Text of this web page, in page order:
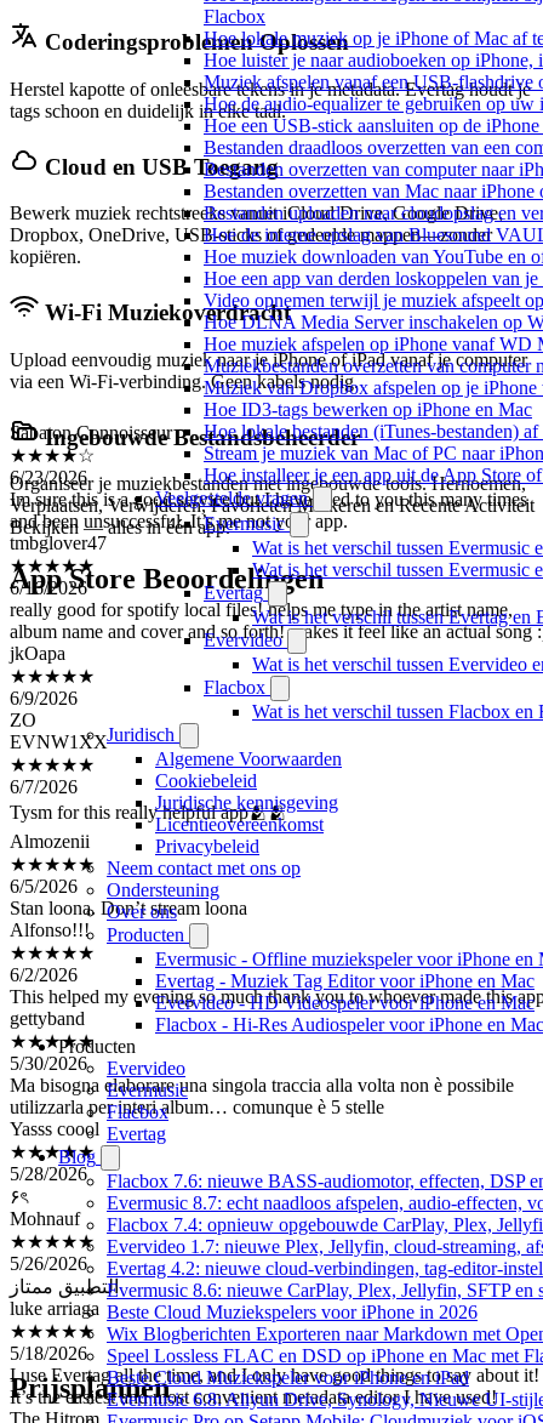
Flacbox
Hoe lokale muziek op je iPhone of Mac af
Hoe luister je naar audioboeken op iPhone,
Muziek afspelen vanaf een USB-
Hoe de audio-equalizer te gebruiken op
Hoe een USB-stick aansluiten op de
Bestanden draadloos overzetten van een
Bestanden overzetten van computer naar
Bestanden overzetten van Mac naar
Bestanden uploaden naar cloudopslag en
Hoe de interne opslag van Bluesound
Hoe muziek downloaden van YouTube en
Hoe een app van derden loskoppelen van
Video opnemen terwijl je muziek afspeelt
Hoe DLNA Media Server inschakelen op
Hoe muziek afspelen op iPhone vanaf WD
Muziekbestanden overzetten van
Muziek van Dropbox afspelen op je
Hoe ID3-tags bewerken op iPhone en Mac
Hoe lokale bestanden (iTunes-bestanden)
Stream je muziek van Mac of PC naar
Hoe installeer je een app uit de App Store
Veelgestelde vragen
Evermusic
Wat is het verschil tussen Evermusic
Wat is het verschil tussen Evermusic
Evertag
Wat is het verschil tussen Evertag en
Evervideo
Wat is het verschil tussen Evervideo
Flacbox
Wat is het verschil tussen Flacbox en
Juridisch
Algemene Voorwaarden
Cookiebeleid
Juridische kennisgeving
Licentieovereenkomst
Privacybeleid
Neem contact met ons op
Ondersteuning
Over ons
Producten
Evermusic - Offline muziekspeler voor iPhone en
Evertag - Muziek Tag Editor voor iPhone en Mac
Evervideo - HD Videospeler voor iPhone en Mac
Flacbox - Hi-Res Audiospeler voor iPhone en Mac
Producten
Evervideo
Evermusic
Flacbox
Evertag
Blog
Flacbox 7.6: nieuwe BASS-audiomotor, effecten, DSP
Evermusic 8.7: echt naadloos afspelen, audio-effecten,
Flacbox 7.4: opnieuw opgebouwde CarPlay, Plex,
Evervideo 1.7: nieuwe Plex, Jellyfin, cloud-streaming,
Evertag 4.2: nieuwe cloud-verbindingen, tag-editor-
Evermusic 8.6: nieuwe CarPlay, Plex, Jellyfin, SFTP en
Beste Cloud Muziekspelers voor iPhone in 2026
Wix Blogberichten Exporteren naar Markdown met
Speel Lossless FLAC en DSD op iPhone en Mac met
Beste Cloud Muziekspeler voor iPhone en iPad
Evermusic 6.8: Aliyun Drive, Synology, Nieuwe UI-
Coderingsproblemen Oplossen
Herstel kapotte of onleesbare tekens in je metadata. Evertag houdt je
tags schoon en duidelijk in elke taal.
Cloud en USB Toegang
Bewerk muziek rechtstreeks vanuit iCloud Drive, Google Drive,
Dropbox, OneDrive, USB-sticks of gedeelde mappen—zonder
kopiëren.
Wi-Fi Muziekoverdracht
Upload eenvoudig muziek naar je iPhone of iPad vanaf je computer
via een Wi-Fi-verbinding. Geen kabels nodig.
Ingebouwde Bestandsbeheerder
Organiseer je muziekbestanden met ingebouwde tools. Hernoemen,
Verplaatsen, Verwijderen, Favorieten Markeren en Recente Activiteit
Bekijken — alles in één app.
App Store Beoordelingen
★★★★☆
6/23/2026
Im sure this is a good service but I have tried to you this many times
and been unsuccessful. It’s me not your app.
tmbglover47
★★★★★
6/16/2026
really good for spotify local files! helps me type in the artist name,
album name and cover and so forth! makes it feel like an actual song
jkOapa
★★★★★
6/9/2026
ZO
EVNW1XX
★★★★★
6/7/2026
Tysm for this really helpful app🫂🫂
Almozenii
★★★★★
6/5/2026
Stan loona. Don’t stream loona
Alfonso!!!
★★★★★
6/2/2026
This helped my evening so much thank you to whoever made this
gettyband
★★★★★
5/30/2026
Ma bisogna elaborare una singola traccia alla volta non è possibile
utilizzarla per interi album… comunque è 5 stelle
Yasss coool
★★★★★
5/28/2026
۶ৎ
Mohnauf
★★★★★
5/26/2026
التطبيق ممتاز
luke arriaga
★★★★★
5/18/2026
I use Evertag all the time, and I only have good things to say about it!
It’s the easiest and most convenient metadata editor I have used!
The Hitrom
★★★★☆
Prijsplannen